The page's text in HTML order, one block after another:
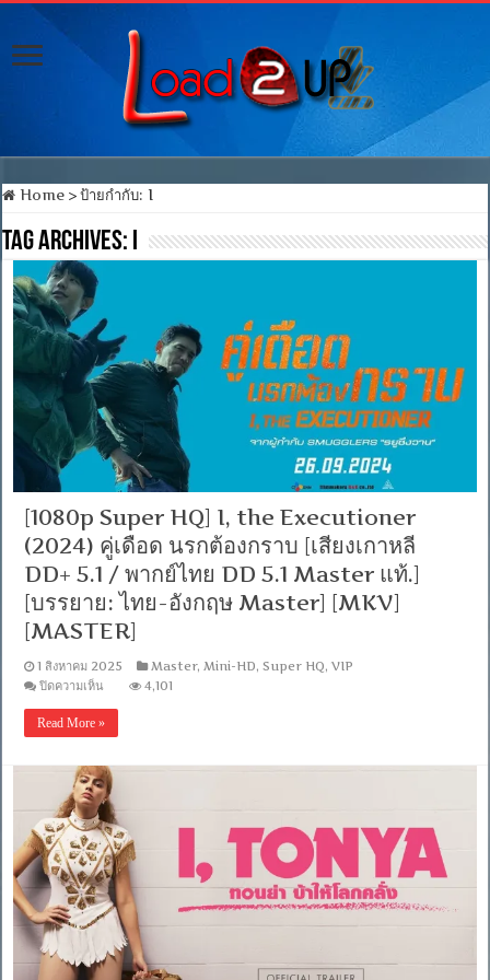
Home > ป้ายกำกับ:I
Tag Archives: I
[1080p Super HQ] I, the Executioner
(2024) คู่เดือด นรกต้องกราบ [เสียงเกาหลี
DD+ 5.1 / พากย์ไทย DD 5.1 Master แท้.]
[บรรยาย: ไทย-อังกฤษ Master] [MKV]
[MASTER]
1 สิงหาคม 2025 Master, Mini-HD,Super HQ,VIP
ปิดความเห็น
HQ]
the
Executioner
(2024)
คู่
เดือด
นรก
ต้อง
กราบ
[เสียง
เกาหลี
DD+
5.1
4,101
Read More »